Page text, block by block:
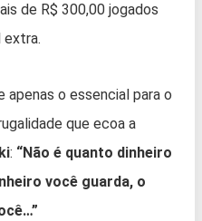
de R$ 300,00 jogados
extra.
apenas o essencial para o
que ecoa a
: “Não é quanto dinheiro
você guarda, o